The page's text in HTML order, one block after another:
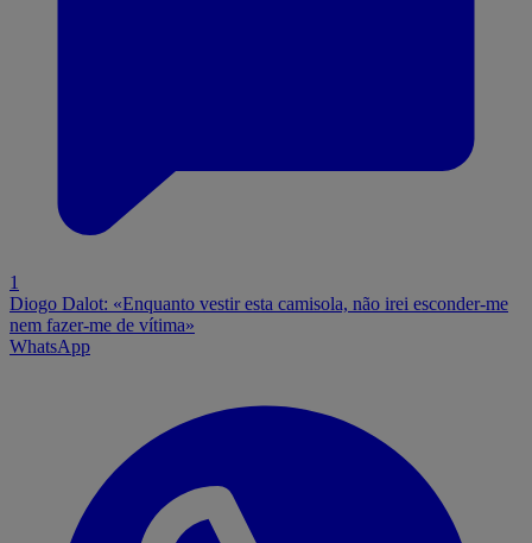
1
Diogo Dalot: «Enquanto vestir esta camisola, não irei esconder-me
nem fazer-me de vítima»
WhatsApp